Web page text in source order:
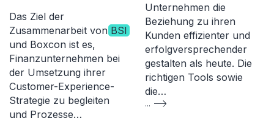
Das Ziel der
Zusammenarbeit von BSI
und Boxcon ist es,
Finanzunternehmen bei
der Umsetzung ihrer
Customer-Experience-
Strategie zu begleiten
und Prozesse…
Unternehmen die
Beziehung zu ihren
Kunden effizienter und
erfolgversprechender
gestalten als heute. Die
richtigen Tools sowie
die…
...